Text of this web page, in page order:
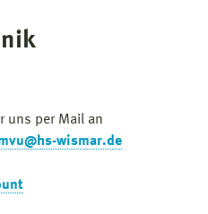
uns per Mail an
wismar.de